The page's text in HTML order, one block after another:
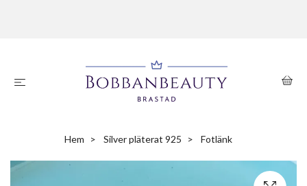
Hem Silver pläterat 925 Fotlänk